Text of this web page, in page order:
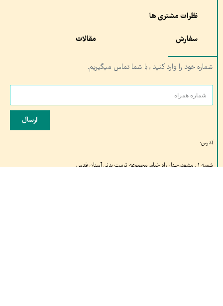
نظرات مشتری ها
سفارش مقالات
شماره خود را وارد کنید , با شما تماس میگیریم.
ارسال
آدرس:
شعبه ۱ : مشهد،چهار راه خیام, مجموعه تربیت بدنی آستان قدس